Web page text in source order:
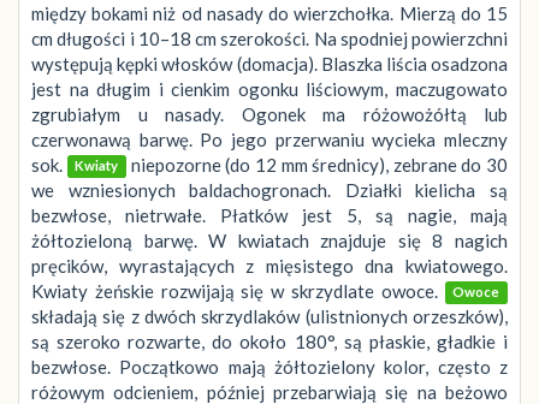
między bokami niż od nasady do wierzchołka. Mierzą do 15
cm długości i 10–18 cm szerokości. Na spodniej powierzchni
występują kępki włosków (domacja). Blaszka liścia osadzona
jest na długim i cienkim ogonku liściowym, maczugowato
zgrubiałym u nasady. Ogonek ma różowożółtą lub
czerwonawą barwę. Po jego przerwaniu wycieka mleczny
sok.
Kwiaty
niepozorne (do 12 mm średnicy), zebrane do 30
we wzniesionych baldachogronach. Działki kielicha są
bezwłose, nietrwałe. Płatków jest 5, są nagie, mają
żółtozieloną barwę. W kwiatach znajduje się 8 nagich
pręcików, wyrastających z mięsistego dna kwiatowego.
Kwiaty żeńskie rozwijają się w skrzydlate owoce.
Owoce
składają się z dwóch skrzydlaków (ulistnionych orzeszków),
są szeroko rozwarte, do około 180°, są płaskie, gładkie i
bezwłose. Początkowo mają żółtozielony kolor, często z
różowym odcieniem, później przebarwiają się na beżowo